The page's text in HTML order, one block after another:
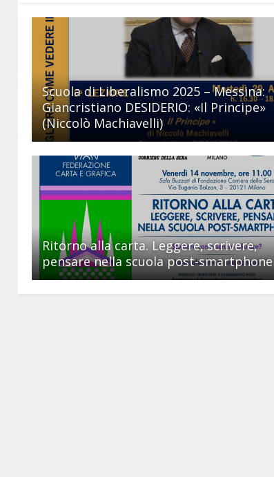
Scuola di Liberalismo 2025 – Messina:
Giancristiano DESIDERIO: «Il Principe»
(Niccolò Machiavelli)
Ritorno alla carta. Leggere, scrivere,
pensare nella scuola post-smartphone